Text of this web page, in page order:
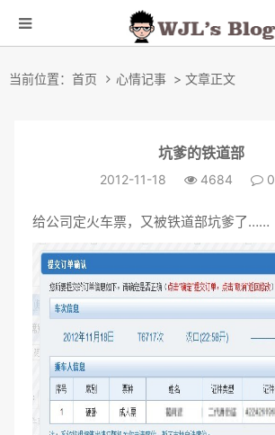
当前位置： 首页 心情记事 > 文章正文
坑爹的铁道部
2012-11-18 4684 0
给公司定火车票，又被铁道部坑爹了……